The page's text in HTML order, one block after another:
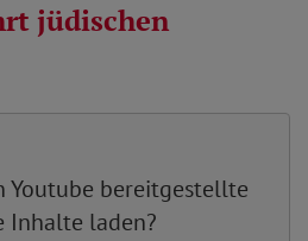
jüdischen
Youtube bereitgestellte
Inhalte laden?